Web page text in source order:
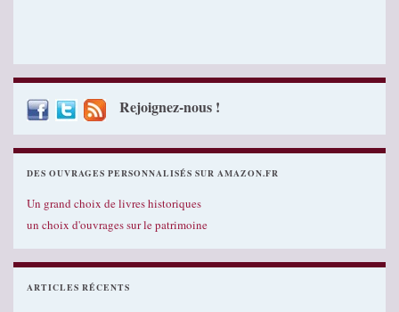
Rejoignez-nous !
DES OUVRAGES PERSONNALISÉS SUR AMAZON.FR
Un grand choix de livres historiques
un choix d'ouvrages sur le patrimoine
ARTICLES RÉCENTS